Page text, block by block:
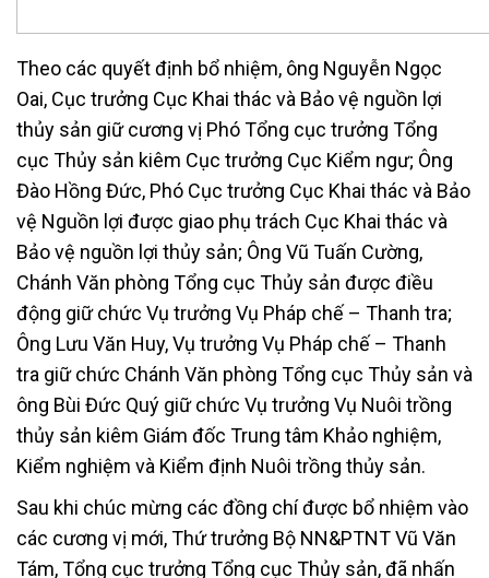
Theo các quyết định bổ nhiệm, ông Nguyễn Ngọc
Oai, Cục trưởng Cục Khai thác và Bảo vệ nguồn lợi
thủy sản giữ cương vị Phó Tổng cục trưởng Tổng
cục Thủy sản kiêm Cục trưởng Cục Kiểm ngư; Ông
Đào Hồng Đức, Phó Cục trưởng Cục Khai thác và Bảo
vệ Nguồn lợi được giao phụ trách Cục Khai thác và
Bảo vệ nguồn lợi thủy sản; Ông Vũ Tuấn Cường,
Chánh Văn phòng Tổng cục Thủy sản được điều
động giữ chức Vụ trưởng Vụ Pháp chế – Thanh tra;
Ông Lưu Văn Huy, Vụ trưởng Vụ Pháp chế – Thanh
tra giữ chức Chánh Văn phòng Tổng cục Thủy sản và
ông Bùi Đức Quý giữ chức Vụ trưởng Vụ Nuôi trồng
thủy sản kiêm Giám đốc Trung tâm Khảo nghiệm,
Kiểm nghiệm và Kiểm định Nuôi trồng thủy sản.
Sau khi chúc mừng các đồng chí được bổ nhiệm vào
các cương vị mới, Thứ trưởng Bộ NN&PTNT Vũ Văn
Tám, Tổng cục trưởng Tổng cục Thủy sản, đã nhấn